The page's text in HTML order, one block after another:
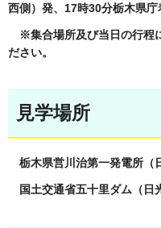
西側）発、17時30分栃木県庁
※集合場所及び当日の行程
ださい。
見学場所
栃木県営川治第一発電所（
国土交通省五十里ダム（日